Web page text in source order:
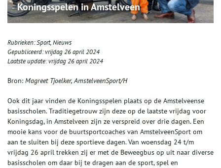
Koningsspelen in Amstelveen
Rubrieken:Sport,Nieuws
Gepubliceerd:vrijdag 26 april 2024
Laatste update:vrijdag 26 april 2024
Bron: Magreet Tjoelker, AmstelveenSport/H
Ook dit jaar vinden de Koningsspelen plaats op de Amstelveense
basisscholen. Traditiegetrouw zijn deze op de laatste vrijdag voor
Koningsdag, in Amstelveen zijn ze verspreid over drie dagen. Een
mooie kans voor de buurtsportcoaches van AmstelveenSport om
aan te sluiten bij deze sportieve dagen. Van woensdag 24 t/m
vrijdag 26 april trekken zij er met de Beweegbus op uit naar diverse
basisscholen om daar bij te dragen aan de sport, spel en